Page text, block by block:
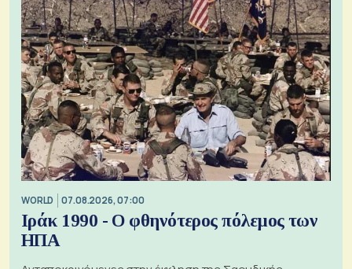
WORLD 07.08.2026, 07:00
Ιράκ 1990 - Ο φθηνότερος πόλεμος των
ΗΠΑ